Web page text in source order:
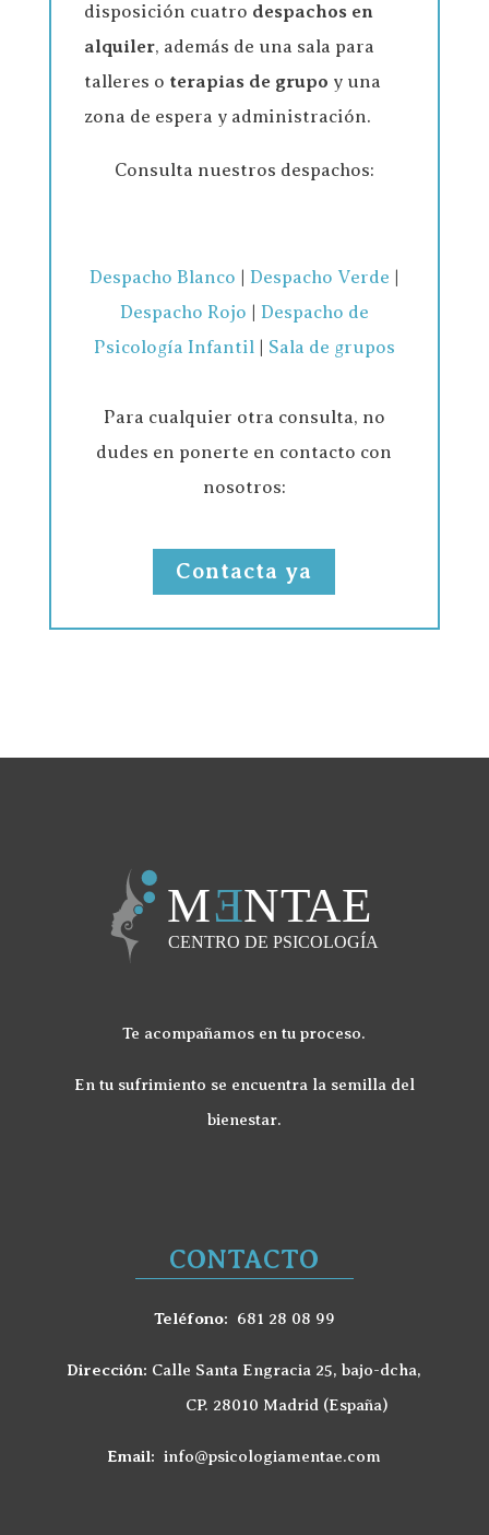
disposición cuatro despachos en
alquiler, además de una sala para
talleres o terapias de grupo y una
zona de espera y administración.
Consulta nuestros despachos:
Despacho Blanco Despacho Verde
Despacho Rojo
Despacho de
Psicología Infantil| Sala de grupos
Para cualquier otra consulta, no
dudes en ponerte en contacto con
nosotros:
Contacta ya
Te acompañamos en tu proceso.
En tu sufrimiento se encuentra la semilla del
bienestar.
CONTACTO
Teléfono: 681 28 08 99
Dirección: Calle Santa Engracia 25, bajo-dcha,
CP. 28010 Madrid (España)
Email:info@psicologiamentae.com